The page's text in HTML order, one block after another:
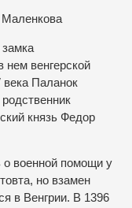
замка
нем венгерской
века Паланок
князь Федор
о военной помощи у
но взамен
в Венгрии. В 1396